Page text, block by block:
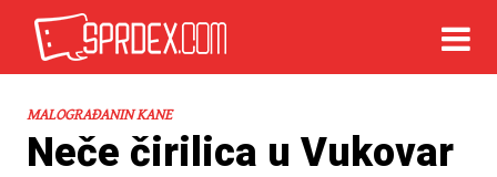
MALOGRAĐANIN KANE
Neče čirilica u Vukovar